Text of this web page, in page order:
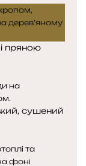
пряною
сушений